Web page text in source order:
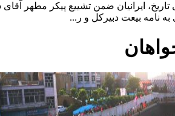
ایرانیان ضمن تشییع پیکر مطهر
به نامه بیعت دبیرکل و ر...